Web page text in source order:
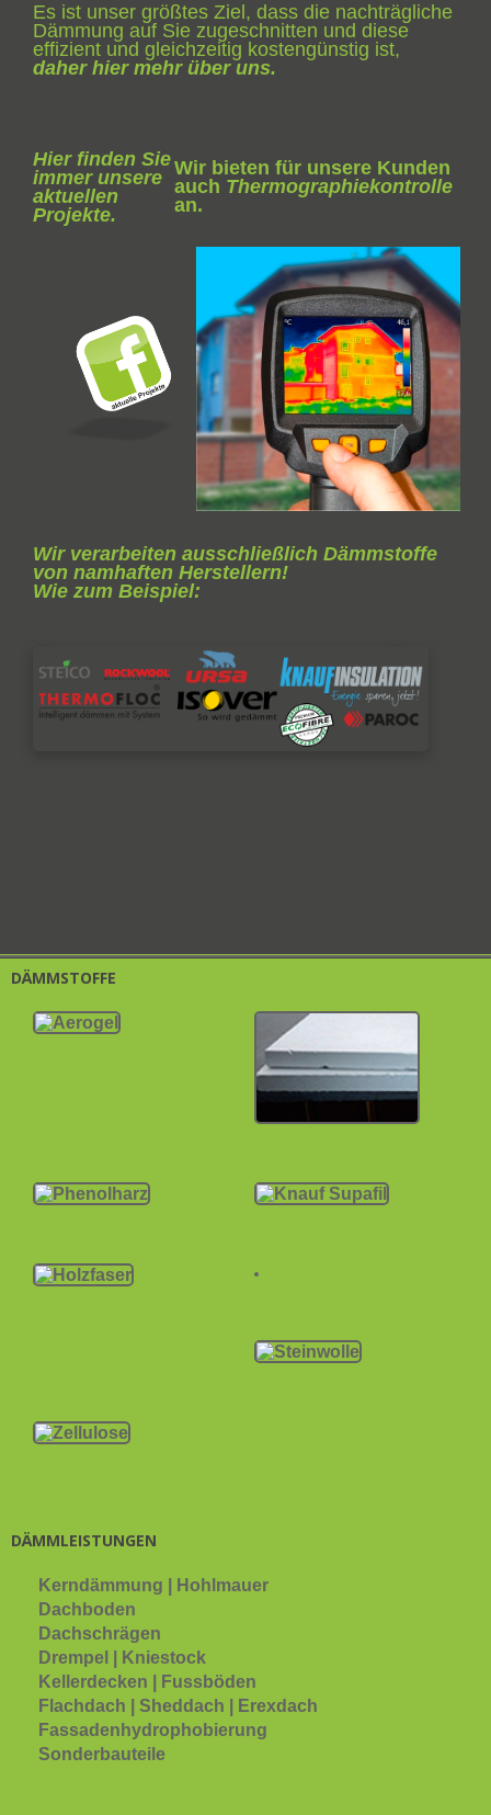
Es ist unser größtes Ziel, dass die nachträgliche
Dämmung auf Sie zugeschnitten und diese
effizient und gleichzeitig kostengünstig ist,
daher hier mehr über uns.
Hier finden Sie
immer unsere
aktuellen
Projekte.
Wir bieten für unsere Kunden
auch Thermographiekontrolle
an.
Wir verarbeiten ausschließlich Dämmstoffe
von namhaften Herstellern!
Wie zum Beispiel:
DÄMMSTOFFE
DÄMMLEISTUNGEN
Kerndämmung | Hohlmauer
Dachboden
Dachschrägen
Drempel | Kniestock
Kellerdecken | Fussböden
Flachdach | Sheddach | Erexdach
Fassadenhydrophobierung
Sonderbauteile